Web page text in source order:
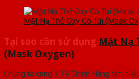
Mặt Nạ Thở Oxy Có Túi (Mask
Tại sao cần sử dụng Mặt Nạ
(Mask Oxygen)
Chúng ta cùng Y Tế Chính Hãng tìm